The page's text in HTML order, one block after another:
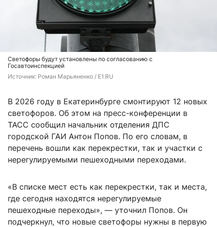
Светофоры будут установлены по согласованию с
Госавтоинспекцией
Источник: Роман Марьяненко / E1.RU
В 2026 году в Екатеринбурге смонтируют 12 новых
светофоров. Об этом на пресс-конференции в
ТАСС сообщил начальник отделения ДПС
городской ГАИ Антон Попов. По его словам, в
перечень вошли как перекрестки, так и участки с
нерегулируемыми пешеходными переходами.
«В списке мест есть как перекрестки, так и места,
где сегодня находятся нерегулируемые
пешеходные переходы», — уточнил Попов. Он
подчеркнул, что новые светофоры нужны в первую